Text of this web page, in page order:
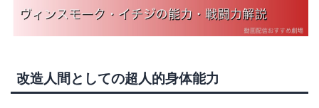
改造人間としての超人的身体能力